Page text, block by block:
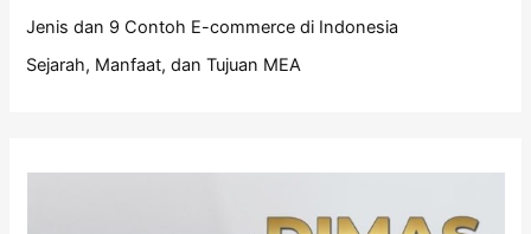
Jenis dan 9 Contoh E-commerce di Indonesia
Sejarah, Manfaat, dan Tujuan MEA